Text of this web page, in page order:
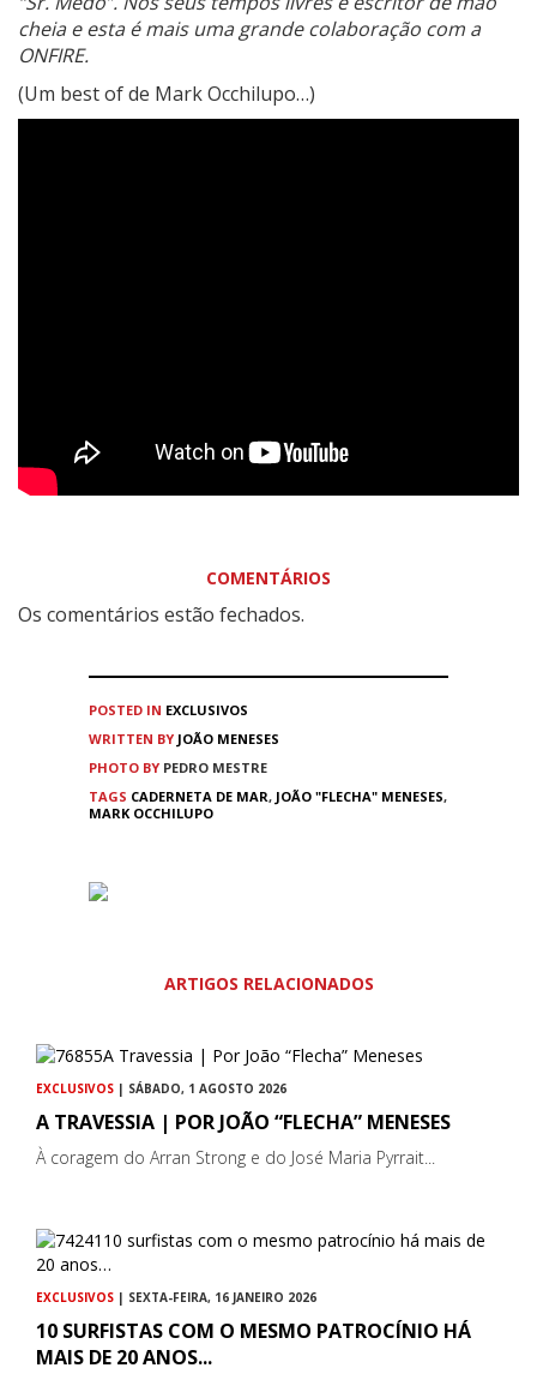
cheia e esta é mais uma grande colaboração com a
ONFIRE.
(Um best of de Mark Occhilupo…)
COMENTÁRIOS
Os comentários estão fechados.
POSTED IN EXCLUSIVOS
WRITTEN BY JOÃO MENESES
PHOTO BY PEDRO MESTRE
TAGS CADERNETA DE MAR, JOÃO "FLECHA" MENESES,
MARK OCCHILUPO
ARTIGOS RELACIONADOS
EXCLUSIVOS | SÁBADO, 1 AGOSTO 2026
A TRAVESSIA | POR JOÃO “FLECHA” MENESES
À coragem do Arran Strong e do José Maria Pyrrait...
EXCLUSIVOS | SEXTA-FEIRA, 16 JANEIRO 2026
10 SURFISTAS COM O MESMO PATROCÍNIO HÁ
MAIS DE 20 ANOS...